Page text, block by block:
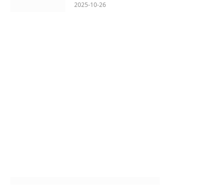
2025-10-26